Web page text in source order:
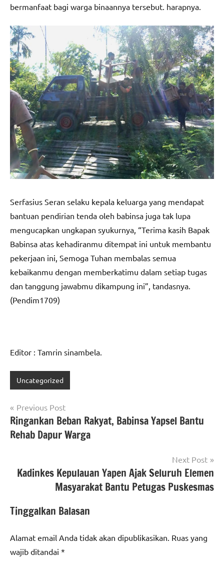
bermanfaat bagi warga binaannya tersebut. harapnya.
Serfasius Seran selaku kepala keluarga yang mendapat
bantuan pendirian tenda oleh babinsa juga tak lupa
mengucapkan ungkapan syukurnya, “Terima kasih Bapak
Babinsa atas kehadiranmu ditempat ini untuk membantu
pekerjaan ini, Semoga Tuhan membalas semua
kebaikanmu dengan memberkatimu dalam setiap tugas
dan tanggung jawabmu dikampung ini”, tandasnya.
(Pendim1709)
Editor : Tamrin sinambela.
Uncategorized
Navigasi
pos
Previous Post
Ringankan Beban Rakyat, Babinsa Yapsel Bantu
Rehab Dapur Warga
Next Post
Kadinkes Kepulauan Yapen Ajak Seluruh Elemen
Masyarakat Bantu Petugas Puskesmas
Tinggalkan Balasan
Alamat email Anda tidak akan dipublikasikan. Ruas yang
wajib ditandai *